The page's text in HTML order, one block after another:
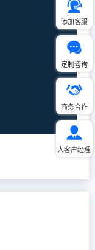
添加客服
定制咨询
商务合作
大客户经理